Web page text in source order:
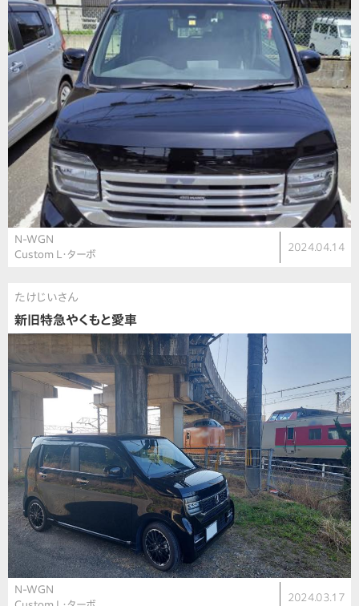
N-WGN
Custom L・ターボ
2024.04.14
たけじいさん
新旧特急やくもと愛車
N-WGN
2024.03.17